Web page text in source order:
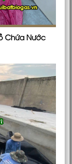
Chứa Nước